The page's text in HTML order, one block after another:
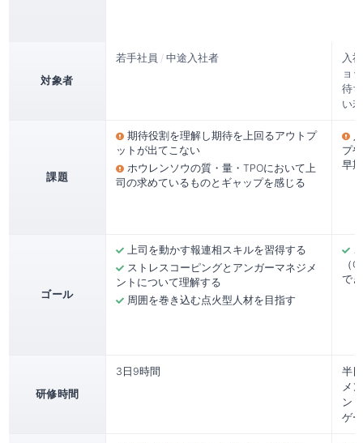
対象者
若手社員 / 中途入社者
入
ョ
待
い
課題
期待役割を理解し期待を上回るアウトプ
ットが出てこない
ホウレンソウの質・量・TPOにおいて上
司の求めているものとギャップを感じる
プ
早
ゴール
上司を動かす報連相スキルを習得する
ストレスコーピングとアンガーマネジメ
ントについて理解する
周囲を巻き込む点火型人材を目指す
（
で
研修時間
3日9時間
半
メ
ン
ゲ